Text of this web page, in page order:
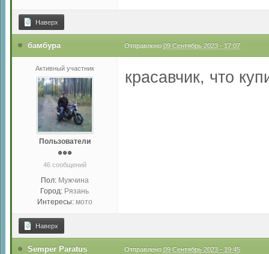
Наверх
бамбура Отправлено 09 Сентябрь 2023 - 17:07
Активный участник
Пользователи
46 сообщений
Пол: Мужчина
Город: Рязань
Интересы: мото
красавчик, что
Наверх
Semper Paratus Отправлено 09 Сентябрь 2023 - 19:45